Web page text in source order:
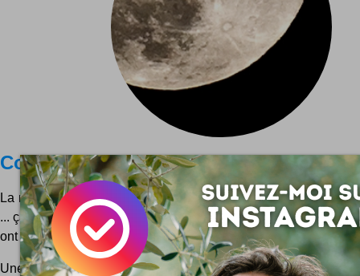
Collectif nuit noire
La nuit, les enseignes lumineuses des magasins dans les
... ça sert à quoi ? A rien ! A l'heure du tout écologie, nos ciels
ont droit au répit !
Une merveilleuse initiative soutenue par le Clan du Néon qui